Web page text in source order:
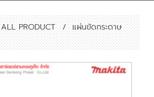
ALL PRODUCT / แผ่นขัดกระดาษ